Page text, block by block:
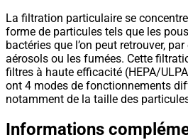
La filtration particulaire se
forme de particules tels que les
bactéries que l’on peut retrouver,
aérosols ou les fumées. Cette
filtres à haute efficacité (HEPA/
ont 4 modes de fonctionnements
notamment de la taille des
Informations